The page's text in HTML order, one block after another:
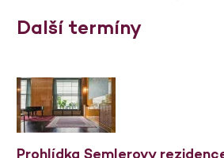
Další termíny
Prohlídka Semlerovy